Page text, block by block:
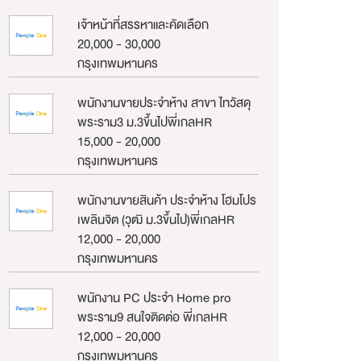
เจ้าหน้าที่สรรหาและคัดเลือก
20,000 - 30,000
กรุงเทพมหานคร
พนักงานขายประจำห้าง สาขา ไทวัสดุ
พระราม3 ม.3ขึ้นไปพี่เกลHR
15,000 - 20,000
กรุงเทพมหานคร
พนักงานขายสินค้า ประจำห้าง โฮมโปร
เพลินจิต (วุฒิ ม.3ขึ้นไป)พี่เกลHR
12,000 - 20,000
กรุงเทพมหานคร
พนักงาน PC ประจำ Home pro
พระราม9 สนใจติดต่อ พี่เกลHR
12,000 - 20,000
กรุงเทพมหานคร